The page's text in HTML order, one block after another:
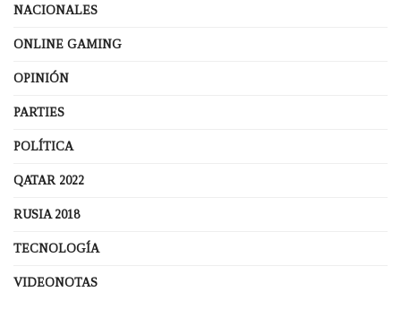
NACIONALES
ONLINE GAMING
OPINIÓN
PARTIES
POLÍTICA
QATAR 2022
RUSIA 2018
TECNOLOGÍA
VIDEONOTAS